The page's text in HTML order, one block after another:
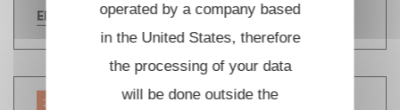
EN SAVOIR PLUS
27 NOV. 2024
operated by a company based
in the United States, therefore
the processing of your data
will be done outside the